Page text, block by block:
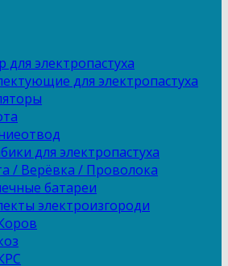
для электропастуха
для электропастуха
для электропастуха
/ Верёвка / Проволока
батареи
электроизгороди